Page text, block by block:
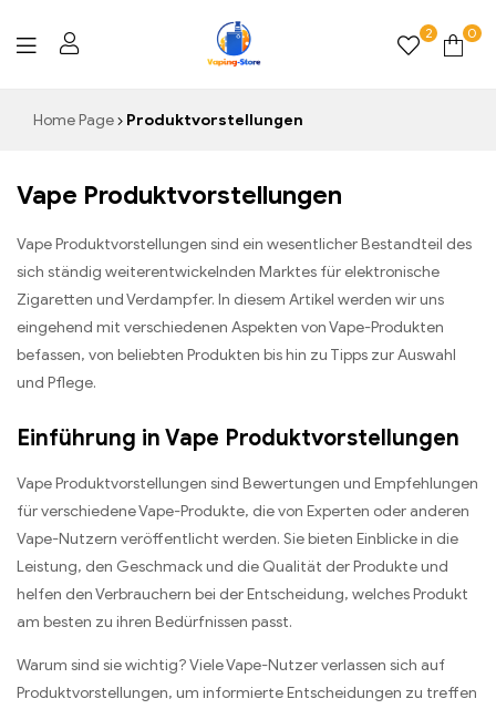
2 0
Home Page Produktvorstellungen
Vape Produktvorstellungen
Vape Produktvorstellungen sind ein wesentlicher Bestandteil des
sich ständig weiterentwickelnden Marktes für elektronische
Zigaretten und Verdampfer. In diesem Artikel werden wir uns
eingehend mit verschiedenen Aspekten von Vape-Produkten
befassen, von beliebten Produkten bis hin zu Tipps zur Auswahl
und Pflege.
Einführung in Vape Produktvorstellungen
Vape Produktvorstellungen sind Bewertungen und Empfehlungen
für verschiedene Vape-Produkte, die von Experten oder anderen
Vape-Nutzern veröffentlicht werden. Sie bieten Einblicke in die
Leistung, den Geschmack und die Qualität der Produkte und
helfen den Verbrauchern bei der Entscheidung, welches Produkt
am besten zu ihren Bedürfnissen passt.
Warum sind sie wichtig? Viele Vape-Nutzer verlassen sich auf
Produktvorstellungen, um informierte Entscheidungen zu treffen